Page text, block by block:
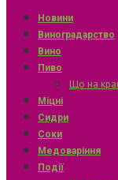
Новини
Виноградарство
Вино
Пиво
Що на
Міцні
Сидри
Соки
Медоваріння
Події